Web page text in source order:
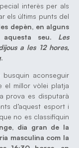
interès per als
els últims punts del
depèn, en alguns
seu. Les
a les 12 hores,
.
aconseguir
el millor vòlei platja
prova es disputarà
d’aquest esport i
no es classifiquin
dia gran de la
masculina com la